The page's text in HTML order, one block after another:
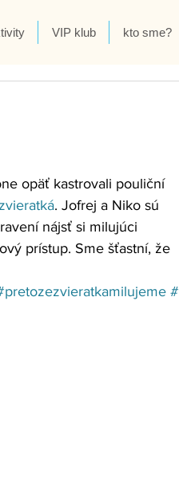
VIP klub kto sme?
opäť kastrovali pouliční
. Jofrej a Niko sú
nájsť si milujúci
prístup. Sme šťastní, že
#